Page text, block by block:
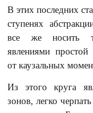
В этих последних
ступенях
все же носить
явлениями простой
от каузальных
Из этого круга
зонов, легко